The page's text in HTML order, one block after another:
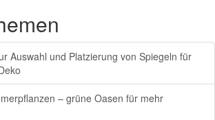
Auswahl und Platzierung von Spiegeln für
– grüne Oasen für mehr